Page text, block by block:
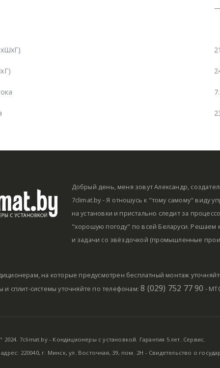
Добрый день, меня зовут Александр,
7climat.by - Я отношусь к "тому самому" виду
на установки и пристально следит за
"хорошую погоду" по всей Беларуси. Решаем
и задачи со звёздочкой (промышленные
на которые предусмотрен бесплатный монтаж
сплит-системы уточняйте по телефонам:8 (029) 752 77 90 -
7climat.by - Кондиционеры с установкой. Гарантия 5 лет. Сервис.
220040, г. Минск, ул. Восточная, 39, пом. 2Н - Свидетельство о